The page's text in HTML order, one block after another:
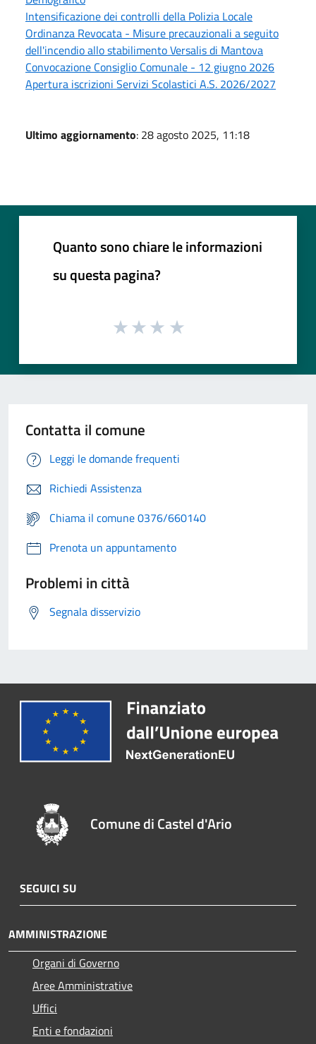
Intensificazione dei controlli della Polizia Locale
Ordinanza Revocata - Misure precauzionali a seguito
dell'incendio allo stabilimento Versalis di Mantova
Convocazione Consiglio Comunale - 12 giugno 2026
Apertura iscrizioni Servizi Scolastici A.S. 2026/2027
Ultimo aggiornamento: 28 agosto 2025, 11:18
Quanto sono chiare le informazioni
su questa pagina?
Contatta il comune
Leggi le domande frequenti
Richiedi Assistenza
Chiama il comune 0376/660140
Prenota un appuntamento
Problemi in città
Segnala disservizio
Comune di Castel d'Ario
SEGUICI SU
AMMINISTRAZIONE
Organi di Governo
Aree Amministrative
Uffici
Enti e fondazioni